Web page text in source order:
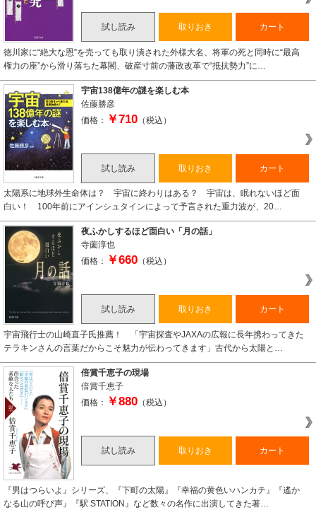
試し読み 取りおき カート
徳川家に“絶大な恩”を売っても取り潰された外様大名、将軍の死と同時に“最高
権力の座”から滑り落ちた幕閣、破産寸前の藩政改革で“抵抗勢力”に…
宇宙138億年の謎を楽しむ本
佐藤勝彦
価格：
￥710 （税込）
試し読み 取りおき カート
太陽系に地球外生命体は？ 宇宙に終わりはある？ 宇宙は、眠れないほど面
白い！ 100年前にアインシュタインによって予言された重力波が、20…
夜ふかしするほど面白い「月の話」
寺薗淳也
価格：
￥660 （税込）
試し読み 取りおき カート
宇宙飛行士の山崎直子氏推薦！ 「宇宙探査やJAXAの広報に長年携わってきた
テラキンさんの言葉だからこそ魅力が伝わってきます」古代から太陽と…
倍賞千恵子の現場
倍賞千恵子
価格：
￥880 （税込）
試し読み 取りおき カート
『男はつらいよ』シリーズ、『下町の太陽』『幸福の黄色いハンカチ』『遙か
なる山の呼び声』『駅 STATION』など数々の名作に出演してきた著…